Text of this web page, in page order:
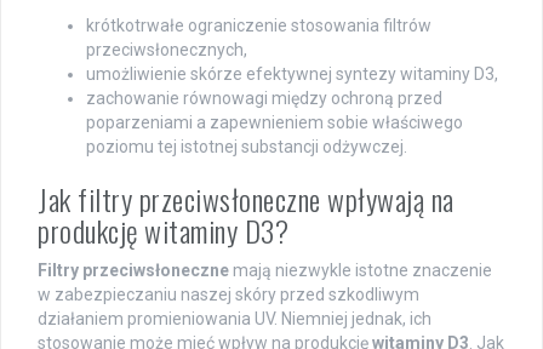
krótkotrwałe ograniczenie stosowania filtrów
przeciwsłonecznych,
umożliwienie skórze efektywnej syntezy witaminy D3,
zachowanie równowagi między ochroną przed
poparzeniami a zapewnieniem sobie właściwego
poziomu tej istotnej substancji odżywczej.
Jak filtry przeciwsłoneczne wpływają na
produkcję witaminy D3?
Filtry przeciwsłoneczne mają niezwykle istotne znaczenie
w zabezpieczaniu naszej skóry przed szkodliwym
działaniem promieniowania UV. Niemniej jednak, ich
stosowanie może mieć wpływ na produkcjęwitaminy D3 . Jak